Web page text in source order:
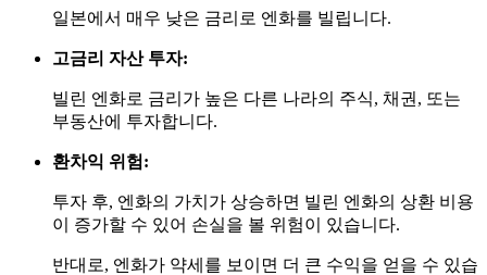
일본에서 매우 낮은 금리로 엔화를 빌립니다.
고금리 자산 투자:
빌린 엔화로 금리가 높은 다른 나라의 주식, 채권, 또는
부동산에 투자합니다.
환차익 위험:
투자 후, 엔화의 가치가 상승하면 빌린 엔화의 상환 비용
이 증가할 수 있어 손실을 볼 위험이 있습니다.
반대로, 엔화가 약세를 보이면 더 큰 수익을 얻을 수 있습